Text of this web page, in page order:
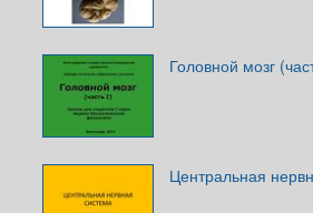
Головной мозг
Центральная